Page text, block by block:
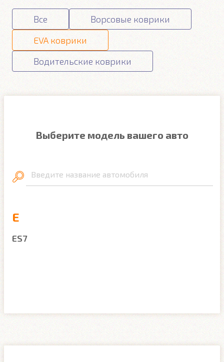
Все
Ворсовые коврики
EVA коврики
Водительские коврики
Выберите модель вашего авто
Введите название автомобиля
E
ES7